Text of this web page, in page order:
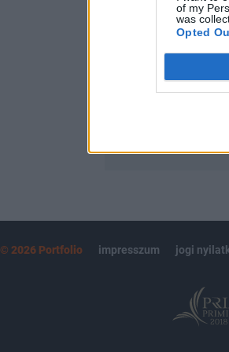
of my
was
Opted
Portfolio.hu
Kötéslisták:
© 2026 Portfolio impresszum jogi